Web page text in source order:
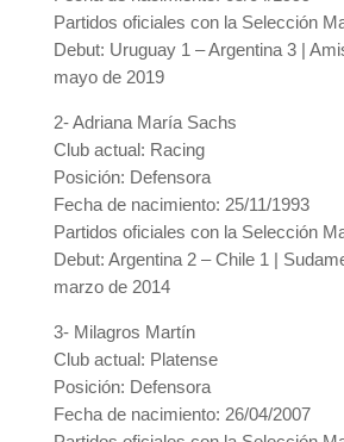
Partidos oficiales con la Selección
Debut: Uruguay 1 – Argentina 3 |
mayo de 2019
2- Adriana María Sachs
Club actual: Racing
Posición: Defensora
Fecha de nacimiento: 25/11/1993
Partidos oficiales con la Selección
Debut: Argentina 2 – Chile 1 |
marzo de 2014
3- Milagros Martín
Club actual: Platense
Posición: Defensora
Fecha de nacimiento: 26/04/2007